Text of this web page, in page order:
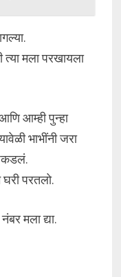
त्या मला परखायला
आम्ही पुन्हा
भाभींनी जरा
परतलो.
मला द्या.